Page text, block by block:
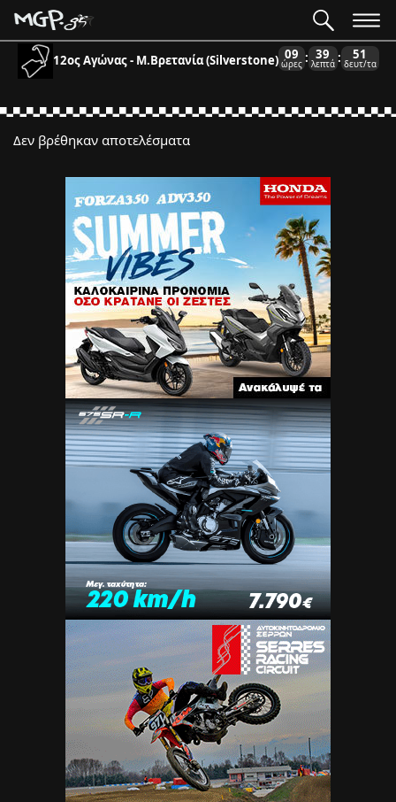
12ος Αγώνας - Μ.Βρετανία (Silverstone) 09
ώρες : 39
λεπτά : 51
δευτ/τα
Δεν βρέθηκαν αποτελέσματα